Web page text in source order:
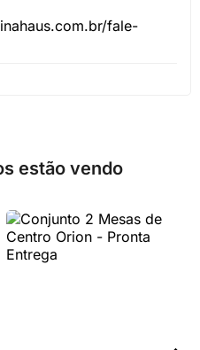
fale-
estão vendo